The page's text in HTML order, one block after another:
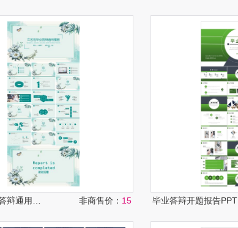
非商售价： 15 毕业答辩开题报告PPT